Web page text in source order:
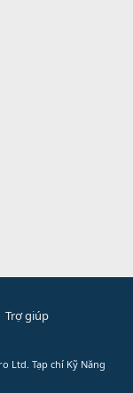
Trợ giúp
Ltd. Tạp chí Kỹ Năng